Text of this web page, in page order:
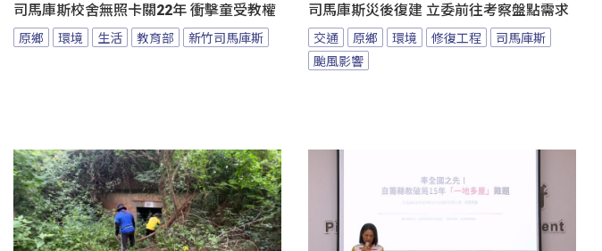
司馬庫斯校舍無照卡關22年 衝擊童受教權
原鄉 環境 生活 教育部 新竹司馬庫斯
司馬庫斯災後復建 立委前往考察盤點需求
交通 原鄉 環境 修復工程
司馬庫斯
颱風影響